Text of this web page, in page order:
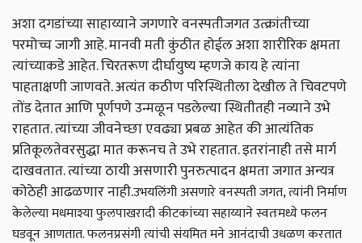
अशा दगडांच्या साहाय्याने जगणारे वनस्पतीजगत उत्क्रांतीच्या
परमोच्च जागी आहे. मानवी मती कुंठीत होईल अशा शारीरिक क्षमता
त्यांच्याकडे आहेत. चिरतरूण दीर्घायुष्य म्हणजे काय हे त्यांना
पाहताक्षणी जाणवते. अत्यंत कठीण परिस्थितीला देखील ते चिवटपणे
तोंड देतात आणि पूर्णपणे उन्मळून पडलेल्या स्थितीतही नव्याने उभे
राहतात. त्यांच्या जीवनेच्छा एवढ्या प्रबळ आहेत की आत्यंतिक
प्रतिकूलतेवरसुद्धा मात करूनच ते उभे राहतात. इतरांनाही तसे मार्ग
दाखवतात. त्यांच्या ठायी असणारी पुनरुत्पादन क्षमता जगात अन्यत्र
कोठेही आढळणार नाही.उभयलिंगी असणारे वनस्पती जगत, त्यांनी निर्माण
केलेल्या मधमाश्या फुलपाखरादी कीटकांच्या सहाय्याने स्वतःमध्ये फलन
घडवून आणतात. फलनप्रसंगी त्यांची संयमित मने आनंदाची उधळण करतात